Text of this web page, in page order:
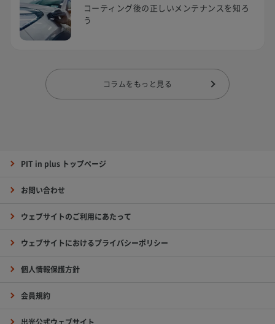
コーティング後の正しいメンテナンスを知ろ
う
コラムをもっと見る
PIT in plus トップページ
お問い合わせ
ウェブサイトのご利用にあたって
ウェブサイトにおけるプライバシーポリシー
個人情報保護方針
会員規約